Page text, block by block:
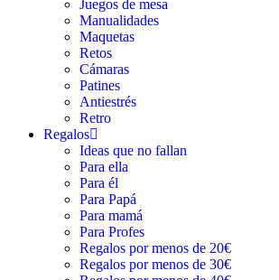
Juegos de mesa
Manualidades
Maquetas
Retos
Cámaras
Patines
Antiestrés
Retro
Regalos
Ideas que no fallan
Para ella
Para él
Para Papá
Para mamá
Para Profes
Regalos por menos de 20€
Regalos por menos de 30€